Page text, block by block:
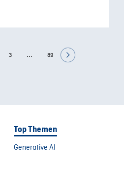
3 ... 89
Top Themen
Generative AI